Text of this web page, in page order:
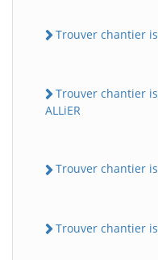
Trouver chantier
Trouver chantier
ALLiER
Trouver chantier
Trouver chantier